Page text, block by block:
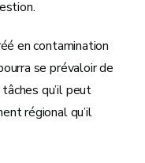
en contamination
se prévaloir de
qu’il peut
régional qu’il